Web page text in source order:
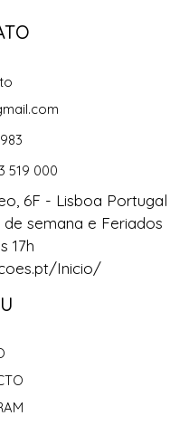
519 000
6F - Lisboa Portugal
de semana e Feriados
17h
Inicio/